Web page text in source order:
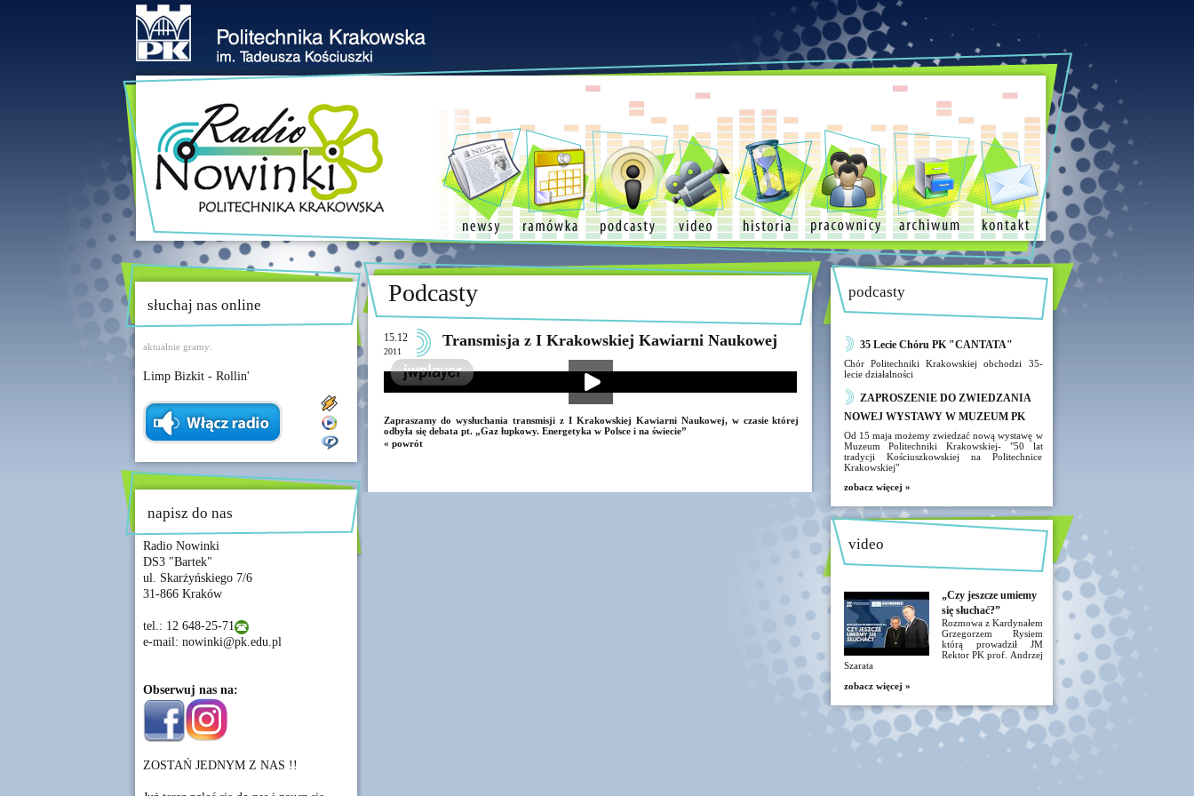
słuchaj nas online
aktualnie gramy:
Limp Bizkit - Rollin'
napisz do nas
Radio Nowinki
DS3 "Bartek"
ul. Skarżyńskiego 7/6
31-866 Kraków
tel.: 12 648-25-71
e-mail: nowinki@pk.edu.pl
Obserwuj nas na:
ZOSTAŃ JEDNYM Z NAS !!
Podcasty
15.12
2011
Transmisja z I Krakowskiej Kawiarni Naukowej
Zapraszamy do wysłuchania transmisji z I Krakowskiej Kawiarni Naukowej, w czasie której
odbyła się debata pt. „Gaz łupkowy. Energetyka w Polsce i na świecie”
« powrót
podcasty
35 Lecie Chóru PK "CANTATA"
Chór Politechniki Krakowskiej obchodzi 35-
lecie działalności
ZAPROSZENIE DO ZWIEDZANIA
NOWEJ WYSTAWY W MUZEUM PK
Od 15 maja możemy zwiedzać nową wystawę w
Muzeum Politechniki Krakowskiej- "50 lat
tradycji Kościuszkowskiej na Politechnice
Krakowskiej"
zobacz więcej »
video
„Czy jeszcze umiemy
się słuchać?”
Rozmowa z Kardynałem
Grzegorzem Rysiem
którą prowadził JM
Rektor PK prof. Andrzej
Szarata
zobacz więcej »